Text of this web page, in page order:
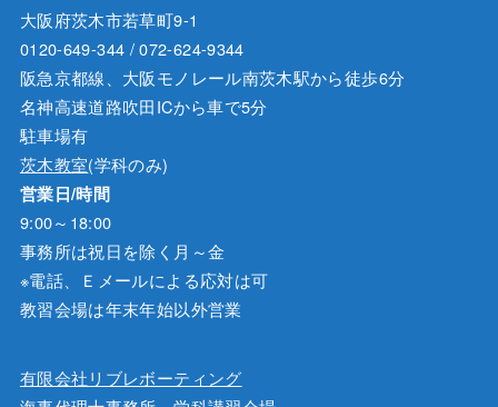
大阪府茨木市若草町9-1
0120-649-344 / 072-624-9344
阪急京都線、大阪モノレール南茨木駅から徒歩6分
名神高速道路吹田ICから車で5分
駐車場有
茨木教室(学科のみ)
営業日/時間
9:00～18:00
事務所は祝日を除く月～金
※電話、Ｅメールによる応対は可
教習会場は年末年始以外営業
有限会社リブレボーティング